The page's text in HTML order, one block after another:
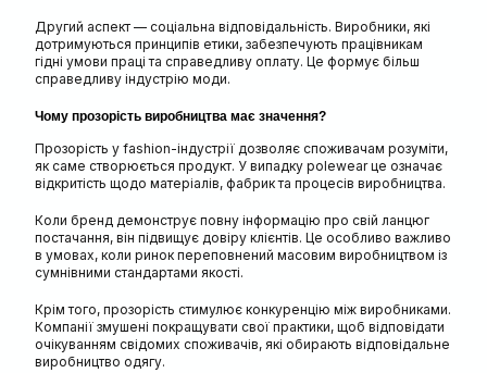
Другий аспект — соціальна відповідальність. Виробники, які
дотримуються принципів етики, забезпечують працівникам
гідні умови праці та справедливу оплату. Це формує більш
справедливу індустрію моди.
Чому прозорість виробництва має значення?
Прозорість у fashion-індустрії дозволяє споживачам розуміти,
як саме створюється продукт. У випадку polewear це означає
відкритість щодо матеріалів, фабрик та процесів виробництва.
Коли бренд демонструє повну інформацію про свій ланцюг
постачання, він підвищує довіру клієнтів. Це особливо важливо
в умовах, коли ринок переповнений масовим виробництвом із
сумнівними стандартами якості.
Крім того, прозорість стимулює конкуренцію між виробниками.
Компанії змушені покращувати свої практики, щоб відповідати
очікуванням свідомих споживачів, які обирають відповідальне
виробництво одягу.